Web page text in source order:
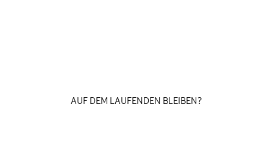
AUF DEM LAUFENDEN BLEIBEN?